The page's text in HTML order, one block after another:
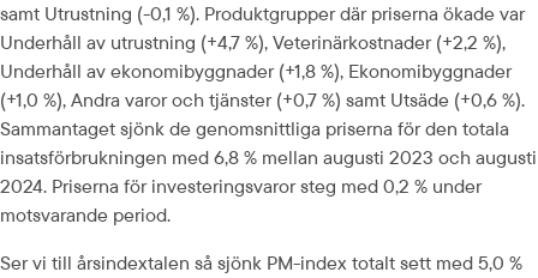
samt Utrustning (-0,1 %). Produktgrupper där priserna ökade var
Underhåll av utrustning (+4,7 %), Veterinärkostnader (+2,2 %),
Underhåll av ekonomibyggnader (+1,8 %), Ekonomibyggnader
(+1,0 %), Andra varor och tjänster (+0,7 %) samt Utsäde (+0,6 %).
Sammantaget sjönk de genomsnittliga priserna för den totala
insatsförbrukningen med 6,8 % mellan augusti 2023 och augusti
2024. Priserna för investerings­varor steg med 0,2 % under
motsvarande period.
Ser vi till årsindextalen så sjönk PM-index totalt sett med 5,0 %